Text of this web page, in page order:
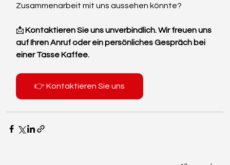
Zusammenarbeit mit uns aussehen könnte?
📩 Kontaktieren Sie uns unverbindlich. Wir freuen uns
auf Ihren Anruf oder ein persönliches Gespräch bei
einer Tasse Kaffee.
👉 Kontaktieren Sie uns